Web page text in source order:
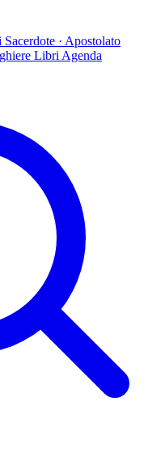
Sacerdote · Apostolato
Libri Agenda